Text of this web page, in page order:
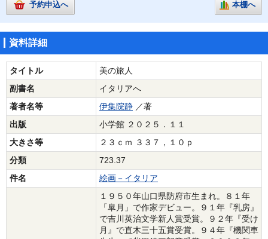
予約申込へ 本棚へ
資料詳細
タイトル
美の旅人
副書名
イタリアへ
著者名等
伊集院静 ／著
出版
小学館 ２０２５．１１
大きさ等
２３ｃｍ ３３７，１０ｐ
分類
723.37
件名
絵画－イタリア
１９５０年山口県防府市生まれ。８１年
「皐月」で作家デビュー。９１年『乳房』
で吉川英治文学新人賞受賞。９２年『受け
月』で直木三十五賞受賞。９４年『機関車